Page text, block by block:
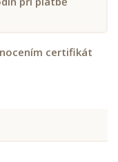
certifikát